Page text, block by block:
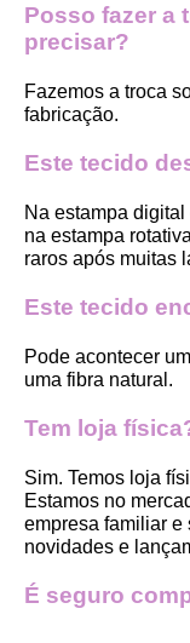
Posso fazer a
precisar?
Fazemos a troca
fabricação.
Este tecido
Na estampa
na estampa
raros após muitas
Este tecido
Pode acontecer
uma fibra natural.
Tem loja
Sim. Temos loja
Estamos no
empresa familiar e
novidades e
É seguro